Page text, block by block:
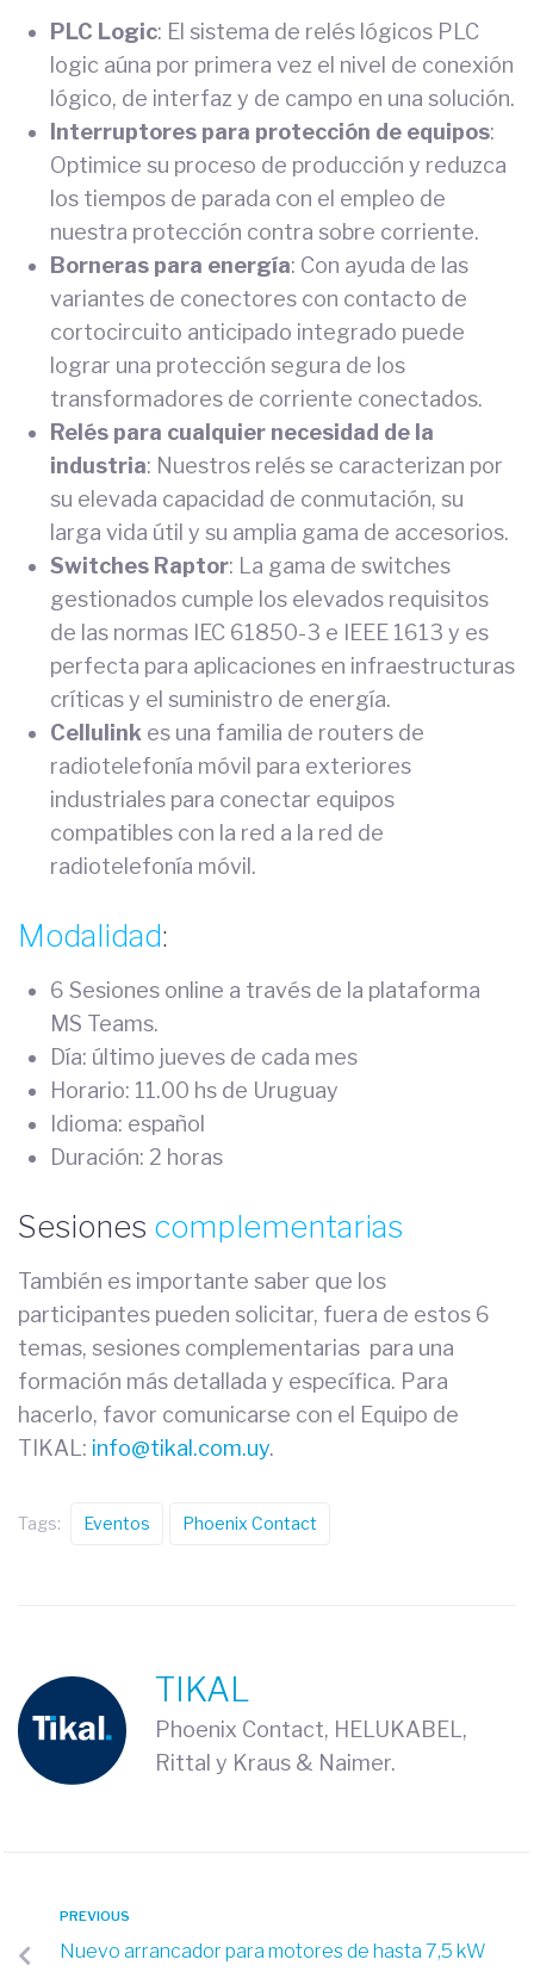
PLC Logic: El sistema de relés lógicos PLC
logic aúna por primera vez el nivel de conexión
lógico, de interfaz y de campo en una solución.
Interruptores para protección de equipos:
Optimice su proceso de producción y reduzca
los tiempos de parada con el empleo de
nuestra protección contra sobre corriente.
Borneras para energía: Con ayuda de las
variantes de conectores con contacto de
cortocircuito anticipado integrado puede
lograr una protección segura de los
transformadores de corriente conectados.
Relés para cualquier necesidad de la
industria: Nuestros relés se caracterizan por
su elevada capacidad de conmutación, su
larga vida útil y su amplia gama de accesorios.
Switches Raptor: La gama de switches
gestionados cumple los elevados requisitos
de las normas IEC 61850-3 e IEEE 1613 y es
perfecta para aplicaciones en infraestructuras
críticas y el suministro de energía.
Cellulink es una familia de routers de
radiotelefonía móvil para exteriores
industriales para conectar equipos
compatibles con la red a la red de
radiotelefonía móvil.
Modalidad:
6 Sesiones online a través de la plataforma
MS Teams.
Día: último jueves de cada mes
Horario: 11.00 hs de Uruguay
Idioma: español
Duración: 2 horas
Sesiones complementarias
También es importante saber que los
participantes pueden solicitar, fuera de estos 6
temas, sesiones complementarias para una
formación más detallada y específica. Para
hacerlo, favor comunicarse con el Equipo de
TIKAL: info@tikal.com.uy.
Tags: Eventos Phoenix Contact
TIKAL
Phoenix Contact, HELUKABEL,
Rittal y Kraus & Naimer.
PREVIOUS
Nuevo arrancador para motores de hasta 7,5 kW